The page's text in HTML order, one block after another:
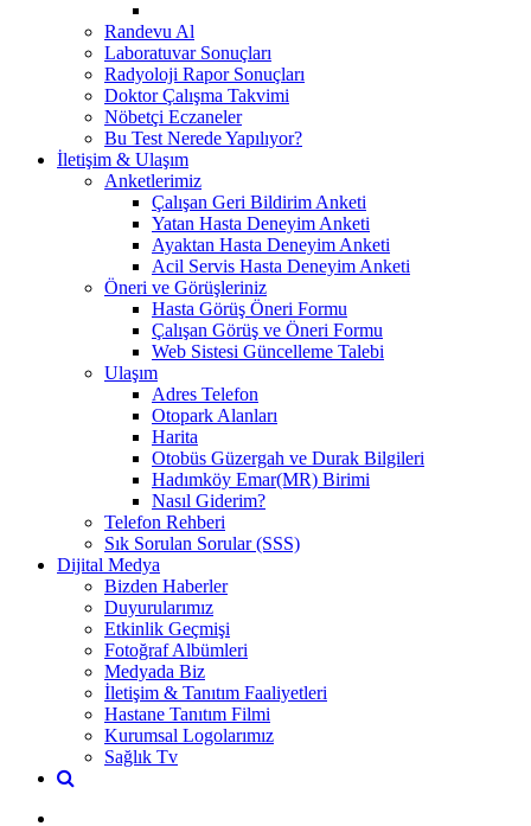
Randevu Al
Laboratuvar Sonuçları
Radyoloji Rapor Sonuçları
Doktor Çalışma Takvimi
Nöbetçi Eczaneler
Bu Test Nerede Yapılıyor?
İletişim & Ulaşım
Anketlerimiz
Çalışan Geri Bildirim Anketi
Yatan Hasta Deneyim Anketi
Ayaktan Hasta Deneyim Anketi
Acil Servis Hasta Deneyim Anketi
Öneri ve Görüşleriniz
Hasta Görüş Öneri Formu
Çalışan Görüş ve Öneri Formu
Web Sistesi Güncelleme Talebi
Ulaşım
Adres Telefon
Otopark Alanları
Harita
Otobüs Güzergah ve Durak Bilgileri
Hadımköy Emar(MR) Birimi
Nasıl Giderim?
Telefon Rehberi
Sık Sorulan Sorular (SSS)
Dijital Medya
Bizden Haberler
Duyurularımız
Etkinlik Geçmişi
Fotoğraf Albümleri
Medyada Biz
İletişim & Tanıtım Faaliyetleri
Hastane Tanıtım Filmi
Kurumsal Logolarımız
Sağlık Tv